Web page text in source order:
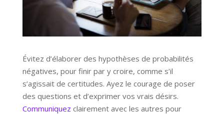
Évitez d’élaborer des hypothèses de probabilités
négatives, pour finir par y croire, comme s’il
s’agissait de certitudes. Ayez le courage de poser
des questions et d’exprimer vos vrais désirs.
Communiquez clairement avec les autres pour